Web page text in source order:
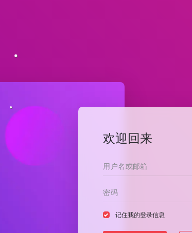
欢迎回来
记住我的登录信息